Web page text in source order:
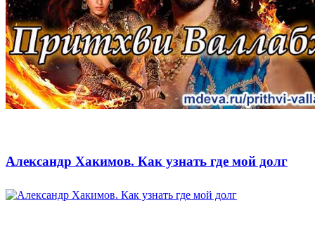
Александр Хакимов. Как узнать где мой долг